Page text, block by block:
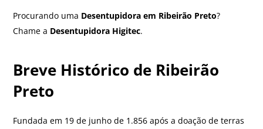
Procurando uma Desentupidora em Ribeirão Preto?
Chame a Desentupidora Higitec.
Breve Histórico de Ribeirão
Preto
Fundada em 19 de junho de 1.856 após a doação de terras